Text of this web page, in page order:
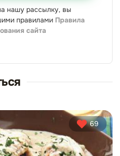
нашу рассылку, вы
правилами Правила
сайта
69